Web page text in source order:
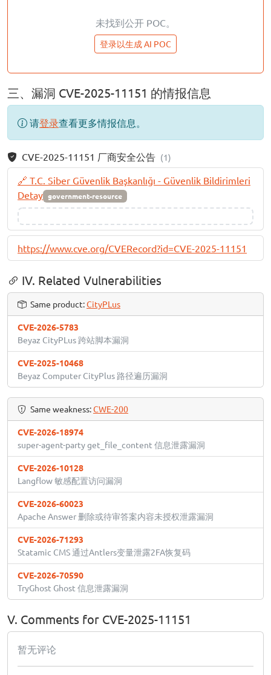
未找到公开 POC。
登录以生成 AI POC
三、漏洞 CVE-2025-11151 的情报信息
请登录查看更多情报信息。
CVE-2025-11151 厂商安全公告 (1)
🔗 T.C. Siber Güvenlik Başkanlığı - Güvenlik Bildirimleri
Detay government-resource
https://www.cve.org/CVERecord?id=CVE-2025-11151
IV. Related Vulnerabilities
Same product:CityPLus
CVE-2026-5783
Beyaz CityPLus 跨站脚本漏洞
CVE-2025-10468
Beyaz Computer CityPlus 路径遍历漏洞
Same weakness:CWE-200
CVE-2026-18974
super-agent-party get_file_content 信息泄露漏洞
CVE-2026-10128
Langflow 敏感配置访问漏洞
CVE-2026-60023
Apache Answer 删除或待审答案内容未授权泄露漏洞
CVE-2026-71293
Statamic CMS 通过Antlers变量泄露2FA恢复码
CVE-2026-70590
TryGhost Ghost 信息泄露漏洞
V. Comments for CVE-2025-11151
暂无评论